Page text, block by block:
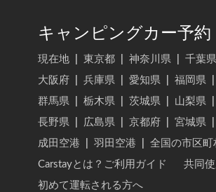
キャンピングカー予約
現在地 東京都 神奈川県 千葉県
大阪府
兵庫県 愛知県 福岡県
群馬県
栃木県 茨城県 山梨県
長野県
広島県 京都府 宮城県
成田空港
羽田空港
全国の市区町
Carstayとは？ご利用ガイド
共同
初めて運転される方へ